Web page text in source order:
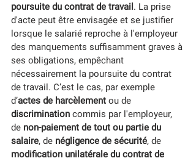
poursuite du contrat de travail. La prise
d'acte peut être envisagée et se justifier
lorsque le salarié reproche à l'employeur
des manquements suffisamment graves à
ses obligations, empêchant
nécessairement la poursuite du contrat
de travail. C’est le cas, par exemple
d’actes de harcèlement ou de
discrimination commis par l'employeur,
de non-paiement de tout ou partie du
salaire, de négligence de sécurité, de
modification unilatérale du contrat de